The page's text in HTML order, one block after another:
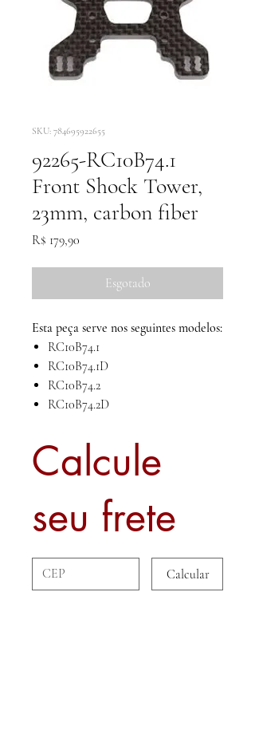
SKU: 784695922655
92265-RC10B74.1
Front Shock Tower,
23mm, carbon fiber
R$ 179,90
Esgotado
Esta peça serve nos seguintes modelos:
RC10B74.1
RC10B74.1D
RC10B74.2
RC10B74.2D
Calcule
seu frete
Calcular